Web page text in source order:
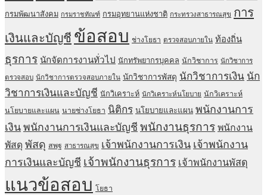
กรมพัฒนาสังคม กรมราชทัณฑ์ กรมอุทยานแห่งชาติ กระทรวงสาธารณสุข การ
เงินและบัญชี ข้อสอบ ช่างโยธา ตรวจสอบภายใน ท้องถิ่น
ธุรการ นักจัดการงานทั่วไป นักทรัพยากรบุคคล นักวิชาการ นักวิชาการ
ตรวจสอบ นักวิชาการตรวจสอบภายใน นักวิชาการพัสดุ นักวิชาการเงิน นัก
วิชาการเงินและบัญชี นักวิเคราะห์ นักวิเคราะห์นโยบาย นักวิเคราะห์
นโยบายและแผน นายช่างโยธา นิติกร นโยบายและแผน พนักงานการ
เงิน พนักงานการเงินและบัญชี พนักงานธุรการ พนักงาน
พัสดุ พัสดุ สพฐ สาธารณสุข เจ้าพนักงานการเงิน เจ้าพนักงาน
การเงินและบัญชี เจ้าพนักงานธุรการ เจ้าพนักงานพัสดุ
แนวข้อสอบ โยธา